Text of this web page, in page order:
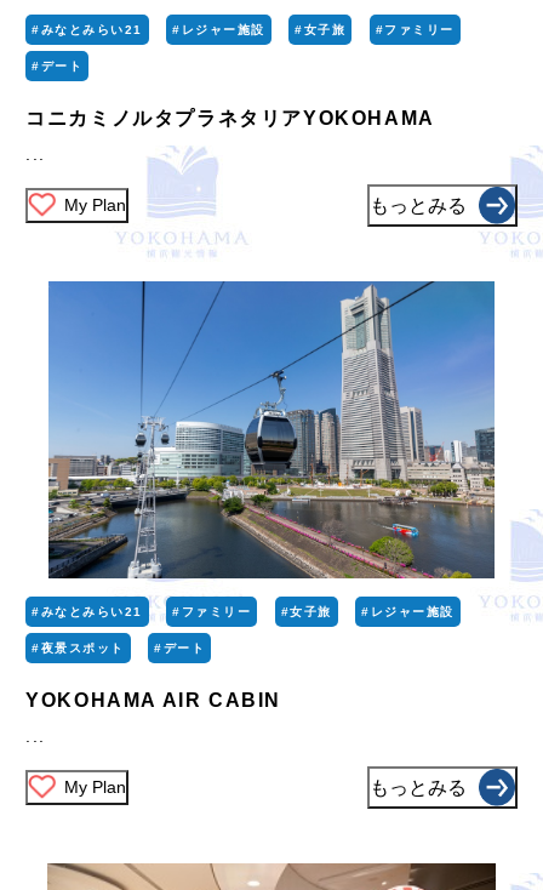
#みなとみらい21 #レジャー施設 #女子旅 #ファミリー
#デート
コニカミノルタプラネタリアYOKOHAMA
My Plan もっとみる
#みなとみらい21 #ファミリー #女子旅 #レジャー施設
#夜景スポット #デート
YOKOHAMA AIR CABIN
My Plan もっとみる